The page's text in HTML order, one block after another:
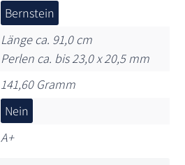
Bernstein
Länge ca. 91,0 cm
Perlen ca. bis 23,0 x 20,5 mm
141,60 Gramm
Nein
A+